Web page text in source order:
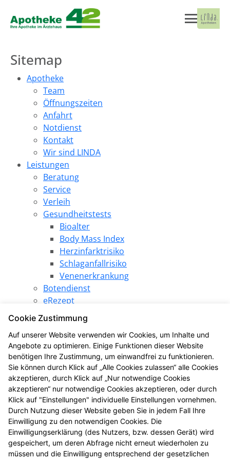
Sitemap
Apotheke
Team
Öffnungszeiten
Anfahrt
Notdienst
Kontakt
Wir sind LINDA
Leistungen
Beratung
Service
Verleih
Gesundheitstests
Bioalter
Body Mass Index
Herzinfarktrisiko
Schlaganfallrisiko
Venenerkrankung
Botendienst
eRezept
Elektronische Patientenakte
Pharmazeutische Dienstleistungen
Angebote
Produkt des Monats
LINDA Gewinnspiel
LINDA Aktion
LINDA Eigenmarke
Gesundheitsthemen
LINDA Coupons
LINDANI Coupons
LINDA Medien
Gesundheitstelefon
Cookie Zustimmung
Auf unserer Website verwenden wir Cookies, um Inhalte und
Angebote zu optimieren. Einige Funktionen dieser Website
benötigen Ihre Zustimmung, um einwandfrei zu funktionieren.
Sie können durch Klick auf „Alle Cookies zulassen“ alle Cookies
akzeptieren, durch Klick auf „Nur notwendige Cookies
akzeptieren“ nur notwendige Cookies akzeptieren, oder durch
Klick auf "Einstellungen" individuelle Einstellungen vornehmen.
Durch Nutzung dieser Website geben Sie in jedem Fall Ihre
Einwilligung zu den notwendigen Cookies. Die
Einwilligungserklärung (des Nutzers, bzw. dessen Gerät) wird
gespeichert, um deren Abfrage nicht erneut wiederholen zu
müssen und die Einwilligung entsprechend der gesetzlichen